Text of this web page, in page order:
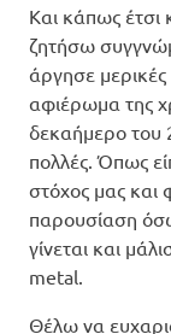
Και κάπως έτσι
ζητήσω
άργησε μερικές
αφιέρωμα της
δεκαήμερο του
πολλές. Όπως
στόχος μας και
παρουσίαση
γίνεται και
metal.
Θέλω να